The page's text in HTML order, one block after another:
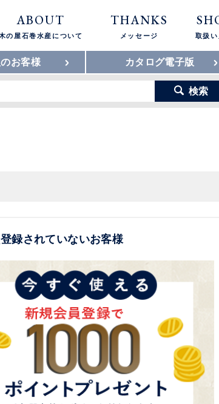
ABOUT
の屋石巻水産について
THANKS
メッセージ 取扱い
お客様 カタログ電子版
検索
録されていないお客様